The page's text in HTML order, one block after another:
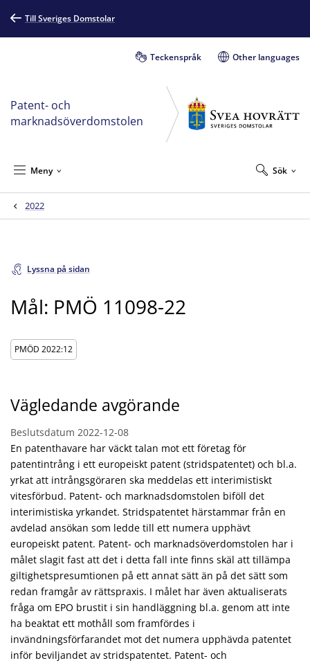
Till Sveriges Domstolar
Teckenspråk Other languages
Patent- och
marknadsöverdomstolen
Sök
Meny
2022
Lyssna på sidan
Mål: PMÖ 11098-22
PMÖD 2022:12
Vägledande avgörande
Beslutsdatum 2022-12-08
En patenthavare har väckt talan mot ett företag för
patentintrång i ett europeiskt patent (stridspatentet) och bl.a.
yrkat att intrångsgöraren ska meddelas ett interimistiskt
vitesförbud. Patent- och marknadsdomstolen biföll det
interimistiska yrkandet. Stridspatentet härstammar från en
avdelad ansökan som ledde till ett numera upphävt
europeiskt patent. Patent- och marknadsöverdomstolen har i
målet slagit fast att det i detta fall inte finns skäl att tillämpa
giltighetspresumtionen på ett annat sätt än på det sätt som
redan framgår av rättspraxis. I målet har även aktualiserats
fråga om EPO brustit i sin handläggning bl.a. genom att inte
ha beaktat ett mothåll som framfördes i
invändningsförfarandet mot det numera upphävda patentet
inför beviljandet av stridspatentet. Patent- och